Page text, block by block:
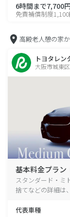
6時間まで7,700
免責補償制度
高殿老人憩の家
トヨタレン
大阪市城東
基本料金プラン
スタンダード・ミ
捨てなどの詳細は
代表車種